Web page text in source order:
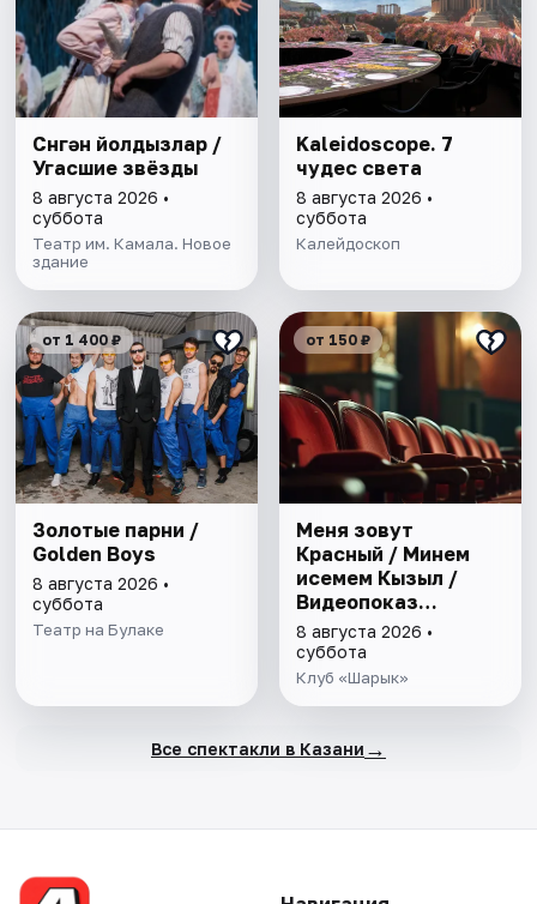
Cүнгән йолдызлар /
Угасшие звёзды
8 августа 2026 •
суббота
Театр им. Камала. Новое
здание
Kaleidoscope. 7
чудес света
8 августа 2026 •
суббота
Калейдоскоп
от 1 400 ₽
Золотые парни /
Golden Boys
8 августа 2026 •
суббота
Театр на Булаке
от 150 ₽
Меня зовут
Красный / Минем
исемем Кызыл /
Видеопоказ
спектакля в клубе
Шарык
8 августа 2026 •
суббота
Клуб «Шарык»
Все спектакли в Казани →